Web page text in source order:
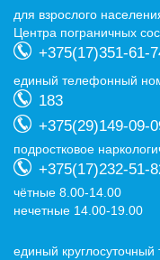
для взрослого
Центра пограничных
+375(17)351-61-
eдиный телефонный
183
+375(29)149-09-
подростковое
+375(17)232-51-
чётные 8.00-14.00
нечетные 14.00-19.00
eдиный